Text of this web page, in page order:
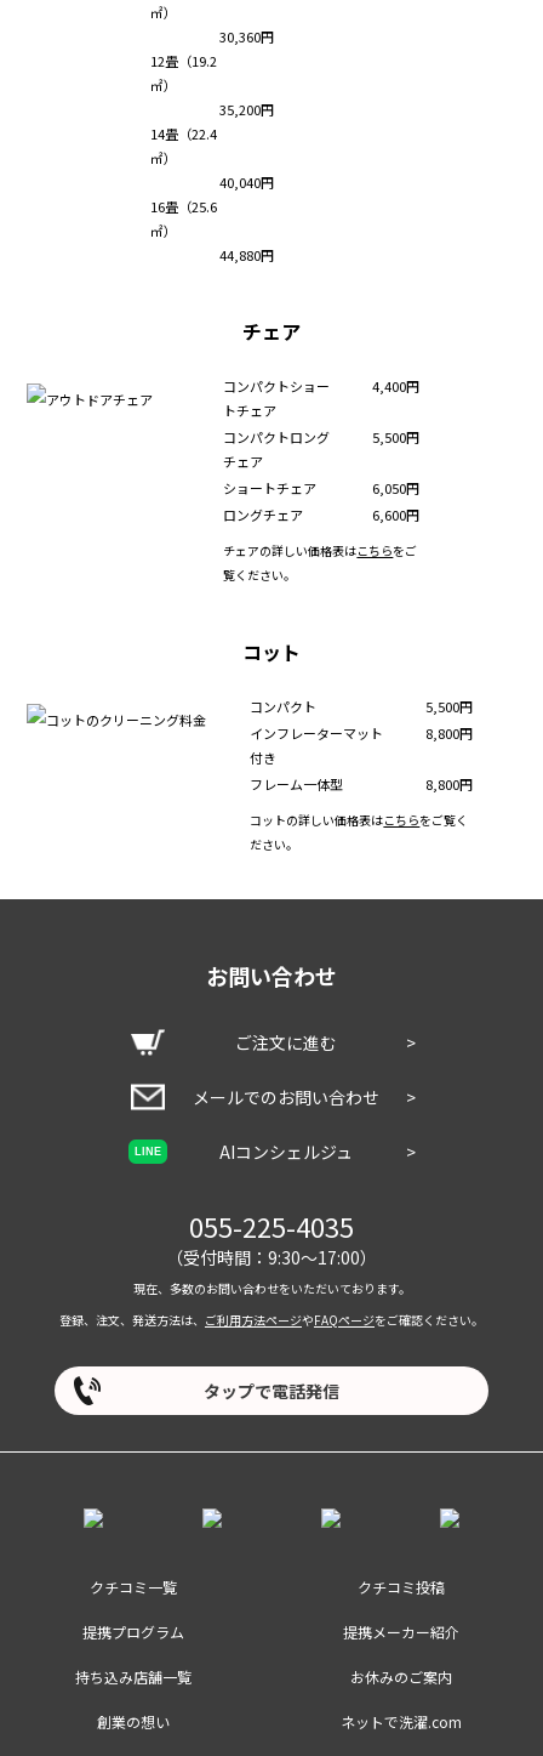
㎡）
30,360円
12畳（19.2
㎡）
35,200円
14畳（22.4
㎡）
40,040円
16畳（25.6
㎡）
44,880円
チェア
コンパクトショー
トチェア
4,400円
コンパクトロング
チェア
5,500円
ショートチェア
6,050円
ロングチェア
6,600円
チェアの詳しい価格表はこちらをご
覧ください。
コット
コンパクト
5,500円
インフレーターマット
付き
8,800円
フレーム一体型 8,800円
コットの詳しい価格表はこちらをご覧く
ださい。
お問い合わせ
ご注文に進む >
メールでのお問い合わせ >
LINE AIコンシェルジュ >
055-225-4035
（受付時間：9:30～17:00）
現在、多数のお問い合わせをいただいております。
登録、注文、発送方法は、 ご利用方法ページやFAQページをご確認ください。
タップで電話発信
クチコミ一覧 クチコミ投稿
提携プログラム 提携メーカー紹介
持ち込み店舗一覧 お休みのご案内
創業の想い ネットで洗濯.com